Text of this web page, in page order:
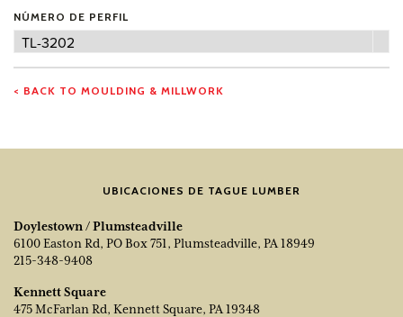
NÚMERO DE PERFIL
Número
perfil
TL-3202
< BACK TO MOULDING & MILLWORK
UBICACIONES DE TAGUE LUMBER
Doylestown / Plumsteadville
6100 Easton Rd, PO Box 751, Plumsteadville, PA 18949
215-348-9408
Kennett Square
475 McFarlan Rd, Kennett Square, PA 19348